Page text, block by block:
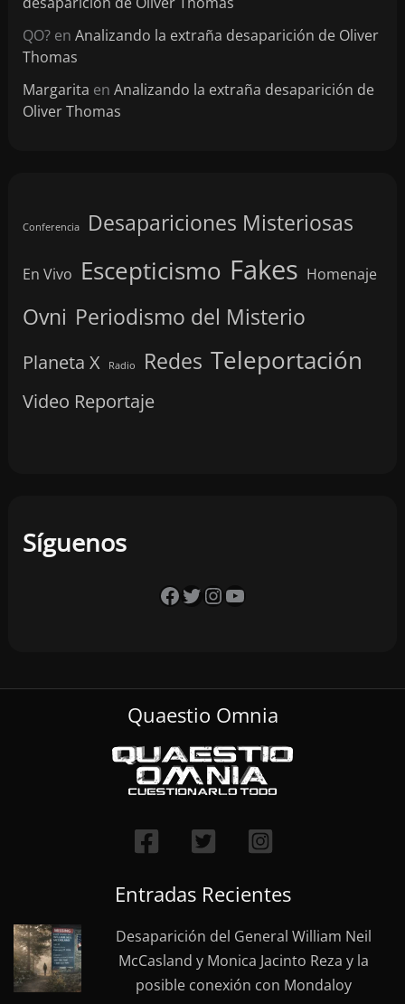
QO?en Analizando la extraña desaparición de Oliver
Thomas
Margarita en Analizando la extraña desaparición de
Oliver Thomas
Conferencia Desapariciones Misteriosas
En Vivo Escepticismo Fakes Homenaje
Ovni Periodismo del Misterio
Planeta X Radio Redes Teleportación
Video Reportaje
Síguenos
Síguenos en Facebook Síguenos en Twitter Síguenos en InstagramYouTube
Quaestio Omnia
Entradas Recientes
Desaparición del General William Neil
McCasland y Monica Jacinto Reza y la
posible conexión con Mondaloy